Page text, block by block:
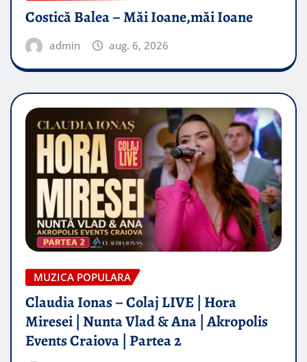
Costică Balea – Măi Ioane,măi Ioane
admin aug. 6, 2026
MUZICA POPULARA
Claudia Ionas – Colaj LIVE | Hora
Miresei | Nunta Vlad & Ana | Akropolis
Events Craiova | Partea 2